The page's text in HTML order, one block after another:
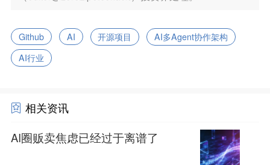
Github AI 开源项目
AI多Agent协作架构
AI行业
相关资讯
AI圈贩卖焦虑已经过于离谱了